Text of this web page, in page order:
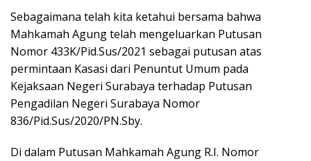
Sebagaimana telah kita ketahui bersama bahwa
Mahkamah Agung telah mengeluarkan Putusan
Nomor 433K/Pid.Sus/2021 sebagai putusan atas
permintaan Kasasi dari Penuntut Umum pada
Kejaksaan Negeri Surabaya terhadap Putusan
Pengadilan Negeri Surabaya Nomor
836/Pid.Sus/2020/PN.Sby.
Di dalam Putusan Mahkamah Agung R.I. Nomor